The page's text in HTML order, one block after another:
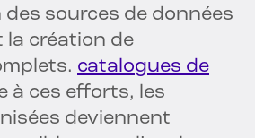
sources de données
création de
catalogues de
à ces efforts, les
deviennent